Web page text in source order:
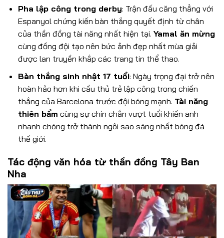
Pha lập công trong derby: Trận đấu căng thẳng với
Espanyol chứng kiến bàn thắng quyết định từ chân
của thần đồng tài năng nhất hiện tại. Yamal ăn mừng
cùng đồng đội tạo nên bức ảnh đẹp nhất mùa giải
được lan truyền khắp các trang tin thể thao.
Bàn thắng sinh nhật 17 tuổi: Ngày trọng đại trở nên
hoàn hảo hơn khi cầu thủ trẻ lập công trong chiến
thắng của Barcelona trước đội bóng mạnh. Tài năng
thiên bẩm cùng sự chín chắn vượt tuổi khiến anh
nhanh chóng trở thành ngôi sao sáng nhất bóng đá
thế giới.
Tác động văn hóa từ thần đồng Tây Ban
Nha